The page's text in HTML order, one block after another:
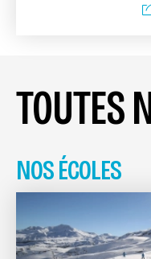
TOUTES
NOS ÉCOLES